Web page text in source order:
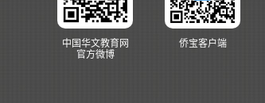
中国华文教育网
官方微博
侨宝客户端